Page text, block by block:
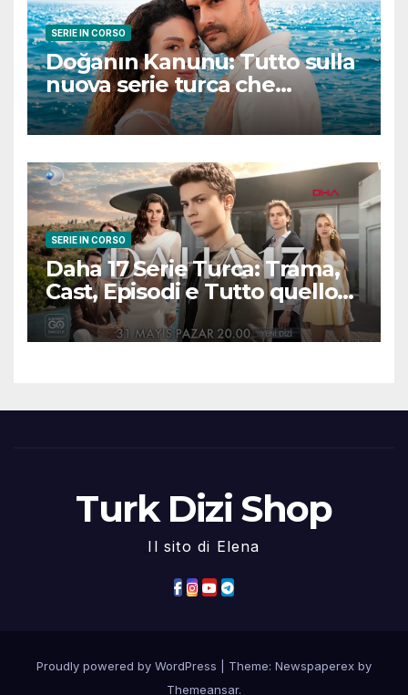
SERIE IN CORSO
Doğanın Kanunu: Tutto sulla
nuova serie turca che
promette emozioni e colpi di
scena
SERIE IN CORSO
Daha 17 Serie Turca: Trama,
Cast, Episodi e Tutto quello
che Devi Sapere
Turk Dizi Shop
Il sito di Elena
Proudly powered by WordPress
Theme: Newspaperex by
Themeansar.